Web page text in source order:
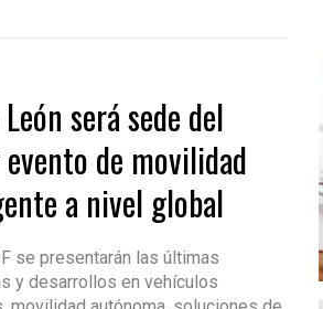
será sede del
de movilidad
a nivel global
se presentarán las últimas
y desarrollos en vehículos